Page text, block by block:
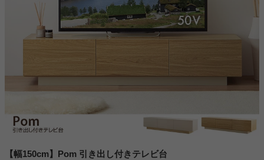
【幅150cm】Pom 引き出し付きテレビ台